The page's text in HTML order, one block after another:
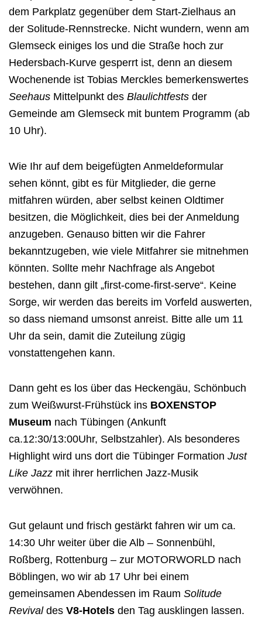
dem Parkplatz gegenüber dem Start-Zielhaus an
der Solitude-Rennstrecke. Nicht wundern, wenn am
Glemseck einiges los und die Straße hoch zur
Hedersbach-Kurve gesperrt ist, denn an diesem
Wochenende ist Tobias Merckles bemerkenswertes
Seehaus Mittelpunkt des Blaulichtfests der
Gemeinde am Glemseck mit buntem Programm (ab
10 Uhr).
Wie Ihr auf dem beigefügten Anmeldeformular
sehen könnt, gibt es für Mitglieder, die gerne
mitfahren würden, aber selbst keinen Oldtimer
besitzen, die Möglichkeit, dies bei der Anmeldung
anzugeben. Genauso bitten wir die Fahrer
bekanntzugeben, wie viele Mitfahrer sie mitnehmen
könnten. Sollte mehr Nachfrage als Angebot
bestehen, dann gilt „first-come-first-serve“. Keine
Sorge, wir werden das bereits im Vorfeld auswerten,
so dass niemand umsonst anreist. Bitte alle um 11
Uhr da sein, damit die Zuteilung zügig
vonstattengehen kann.
Dann geht es los über das Heckengäu, Schönbuch
zum Weißwurst-Frühstück ins BOXENSTOP
Museum nach Tübingen (Ankunft
ca.12:30/13:00Uhr, Selbstzahler). Als besonderes
Highlight wird uns dort die Tübinger Formation Just
Like Jazz mit ihrer herrlichen Jazz-Musik
verwöhnen.
Gut gelaunt und frisch gestärkt fahren wir um ca.
14:30 Uhr weiter über die Alb – Sonnenbühl,
Roßberg, Rottenburg – zur MOTORWORLD nach
Böblingen, wo wir ab 17 Uhr bei einem
gemeinsamen Abendessen im Raum Solitude
Revivaldes V8-Hotels den Tag ausklingen lassen.